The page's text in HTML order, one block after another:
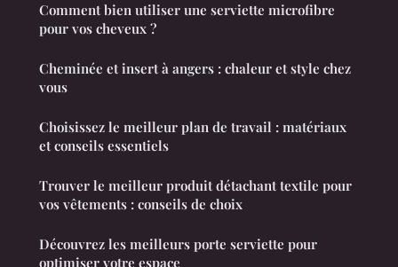
Comment bien utiliser une serviette microfibre
pour vos cheveux ?
Cheminée et insert à angers : chaleur et style chez
vous
Choisissez le meilleur plan de travail : matériaux
et conseils essentiels
Trouver le meilleur produit détachant textile pour
vos vêtements : conseils de choix
Découvrez les meilleurs porte serviette pour
optimiser votre espace